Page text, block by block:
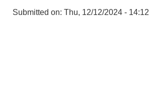
Submitted on: Thu, 12/12/2024 - 14:12